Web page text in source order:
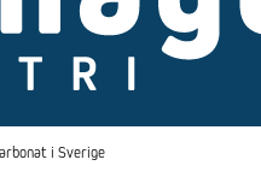
i Sverige